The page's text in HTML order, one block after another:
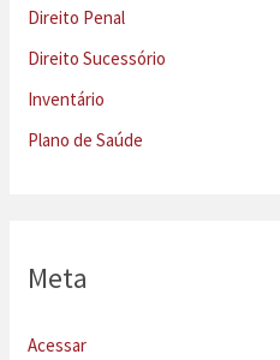
Direito Penal
Direito Sucessório
Inventário
Plano de Saúde
Meta
Acessar